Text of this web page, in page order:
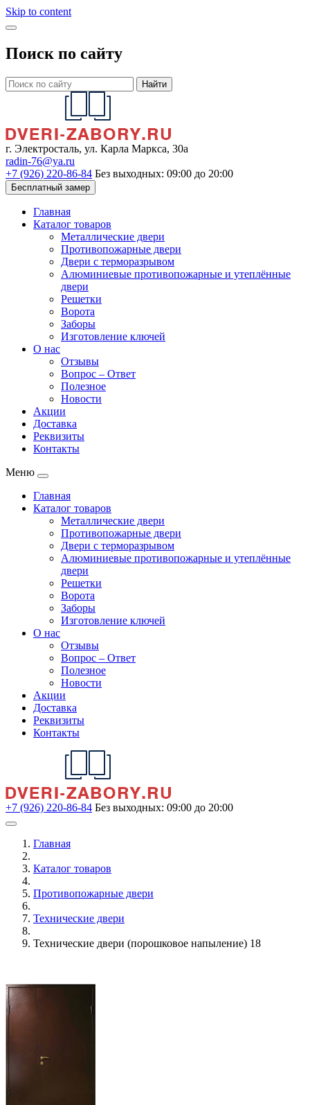
Skip to content
Поиск по сайту
Найти
г. Электросталь, ул. Карла Маркса, 30а
radin-76@ya.ru
+7 (926) 220-86-84 Без выходных: 09:00 до 20:00
Бесплатный замер
Главная
Каталог товаров
Металлические двери
Противопожарные двери
Двери с терморазрывом
Алюминиевые противопожарные и утеплённые
двери
Решетки
Ворота
Заборы
Изготовление ключей
О нас
Отзывы
Вопрос – Ответ
Полезное
Новости
Акции
Доставка
Реквизиты
Контакты
Меню
Главная
Каталог товаров
Металлические двери
Противопожарные двери
Двери с терморазрывом
Алюминиевые противопожарные и утеплённые
двери
Решетки
Ворота
Заборы
Изготовление ключей
О нас
Отзывы
Вопрос – Ответ
Полезное
Новости
Акции
Доставка
Реквизиты
Контакты
+7 (926) 220-86-84 Без выходных: 09:00 до 20:00
Главная
Каталог товаров
Противопожарные двери
Технические двери
Технические двери (порошковое напыление) 18